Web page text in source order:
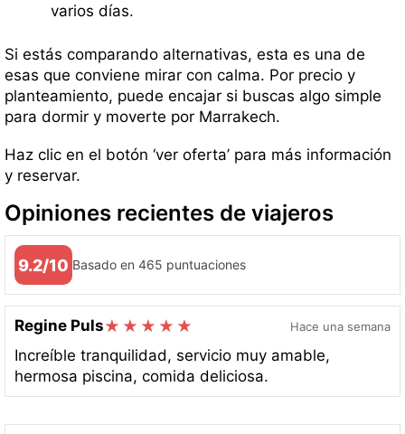
varios días.
Si estás comparando alternativas, esta es una de
esas que conviene mirar con calma. Por precio y
planteamiento, puede encajar si buscas algo simple
para dormir y moverte por Marrakech.
Haz clic en el botón ‘ver oferta’ para más información
y reservar.
Opiniones recientes de viajeros
9.2/10 Basado en 465 puntuaciones
Regine Puls Hace una semana
Increíble tranquilidad, servicio muy amable,
hermosa piscina, comida deliciosa.